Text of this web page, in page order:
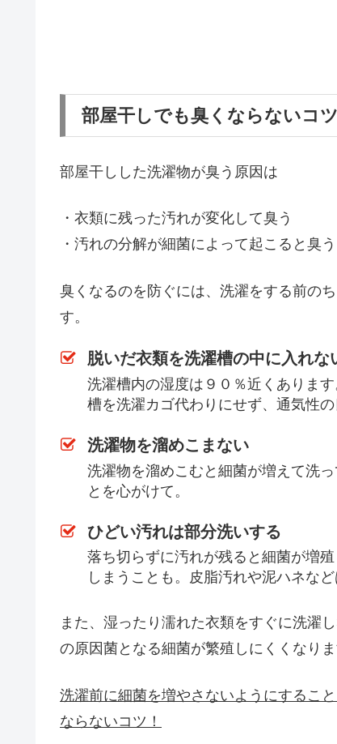
部屋干しでも臭くならないコツ
部屋干しした洗濯物が臭う原因は
・衣類に残った汚れが変化して臭う
・汚れの分解が細菌によって起こると臭
臭くなるのを防ぐには、洗濯をする前の
す。
脱いだ衣類を洗濯槽の中に入れな
洗濯槽内の湿度は９０％近くありま
槽を洗濯カゴ代わりにせず、通気性
洗濯物を溜めこまない
洗濯物を溜めこむと細菌が増えて洗
とを心がけて。
ひどい汚れは部分洗いする
落ち切らずに汚れが残ると細菌が増
しまうことも。皮脂汚れや泥ハネな
また、湿ったり濡れた衣類をすぐに洗濯
の原因菌となる細菌が繁殖しにくくなりま
洗濯前に細菌を増やさないようにするこ
ならないコツ！